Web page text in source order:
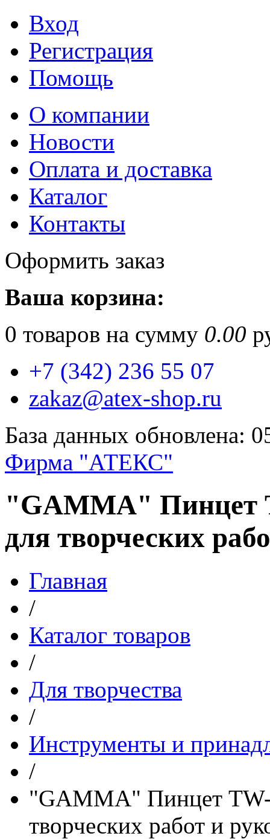
Вход
Регистрация
Помощь
О компании
Новости
Оплата и доставка
Каталог
Контакты
Оформить заказ
Ваша корзина:
0 товаров на сумму 0.00
+7 (342) 236 55 07
zakaz@atex-shop.ru
База данных обновлена:
Фирма "АТЕКС"
"GAMMA" Пинцет
для творческих
Главная
/
Каталог товаров
/
Для творчества
/
Инструменты и
/
"GAMMA" Пинцет TW-
творческих работ и